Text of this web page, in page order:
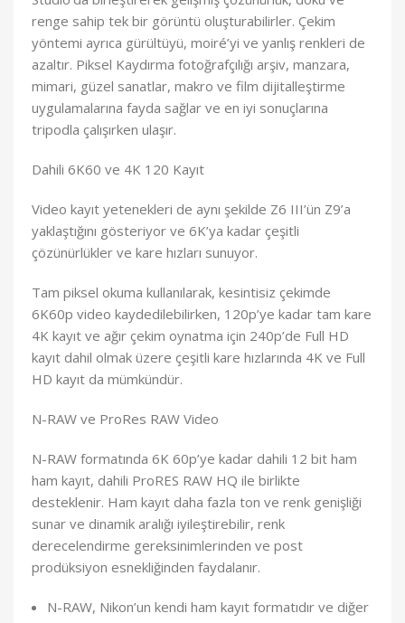
renge sahip tek bir görüntü oluşturabilirler. Çekim
yöntemi ayrıca gürültüyü, moiré’yi ve yanlış renkleri de
azaltır. Piksel Kaydırma fotoğrafçılığı arşiv, manzara,
mimari, güzel sanatlar, makro ve film dijitalleştirme
uygulamalarına fayda sağlar ve en iyi sonuçlarına
tripodla çalışırken ulaşır.
Dahili 6K60 ve 4K 120 Kayıt
Video kayıt yetenekleri de aynı şekilde Z6 III’ün Z9’a
yaklaştığını gösteriyor ve 6K’ya kadar çeşitli
çözünürlükler ve kare hızları sunuyor.
Tam piksel okuma kullanılarak, kesintisiz çekimde
6K60p video kaydedilebilirken, 120p’ye kadar tam kare
4K kayıt ve ağır çekim oynatma için 240p’de Full HD
kayıt dahil olmak üzere çeşitli kare hızlarında 4K ve Full
HD kayıt da mümkündür.
N-RAW ve ProRes RAW Video
N-RAW formatında 6K 60p’ye kadar dahili 12 bit ham
ham kayıt, dahili ProRES RAW HQ ile birlikte
desteklenir. Ham kayıt daha fazla ton ve renk genişliği
sunar ve dinamik aralığı iyileştirebilir, renk
derecelendirme gereksinimlerinden ve post
prodüksiyon esnekliğinden faydalanır.
N-RAW, Nikon’un kendi ham kayıt formatıdır ve diğer